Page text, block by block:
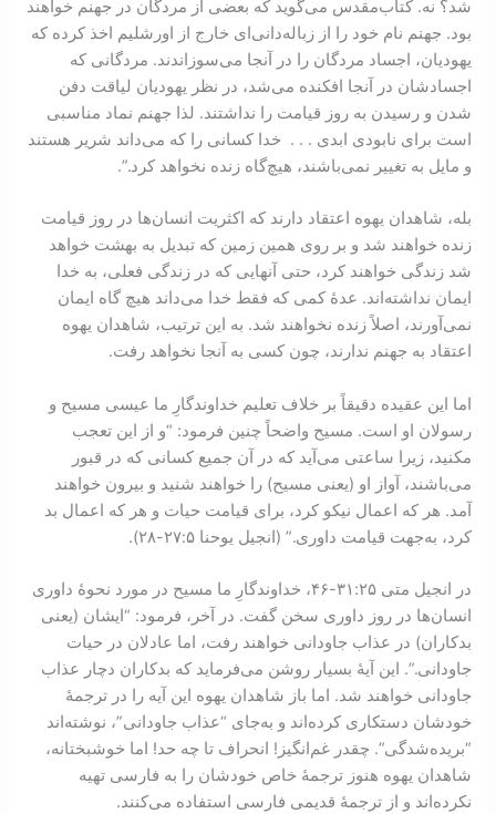
شد؟ نه. کتاب‌مقدس می‌گوید که بعضی از مردگان در جهنم خواهند
بود. جهنم نام خود را از زباله‌دانی‌ای خارج از اورشلیم اخذ کرده که
یهودیان، اجساد مردگان را در آنجا می‌سوزاندند. مردگانی که
اجسادشان در آنجا افکنده می‌شد، در نظر یهودیان لیاقت دفن
شدن و رسیدن به روز قیامت را نداشتند. لذا جهنم نماد مناسبی
است برای نابودی ابدی . . . خدا کسانی را که می‌داند شریر هستند
و مایل به تغییر نمی‌باشند، هیچ‌گاه زنده نخواهد کرد.”.
بله، شاهدان یهوه اعتقاد دارند که اکثریت انسان‌ها در روز قیامت
زنده خواهند شد و بر روی همین زمین که تبدیل به بهشت خواهد
شد زندگی خواهند کرد، حتی آنهایی که در زندگی فعلی، به خدا
ایمان نداشته‌اند. عدۀ کمی که فقط خدا می‌داند هیچ گاه ایمان
نمی‌آورند، اصلاً زنده نخواهند شد. به این ترتیب، شاهدان یهوه
اعتقاد به جهنم ندارند، چون کسی به آنجا نخواهد رفت.
اما این عقیده دقیقاً بر خلاف تعلیم خداوندگارِ ما عیسی مسیح و
رسولان او است. مسیح واضحاً چنین فرمود: “و از این تعجب
مکنید، زیرا ساعتی می‌آید که در آن جمیع کسانی که در قبور
می‌باشند، آواز او (یعنی مسیح) را خواهند شنید و بیرون خواهند
آمد. هر که اعمال نیکو کرد، برای قیامت حیات و هر که اعمال بد
کرد، به‌جهت قیامت داوری.” (انجیل یوحنا ۵:‏۲۷-‏۲٨).
در انجیل متی ۲۵:‏۳۱-‏۴۶، خداوندگارِ ما مسیح در مورد نحوۀ داوری
انسان‌ها در روز داوری سخن گفت. در آخر، فرمود: “ایشان (یعنی
بدکاران) در عذاب جاودانی خواهند رفت، اما عادلان در حیات
جاودانی.”. این آیۀ بسیار روشن می‌فرماید که بدکاران دچار عذاب
جاودانی خواهند شد. اما باز شاهدان یهوه این آیه را در ترجمۀ
خودشان دستکاری کرده‌اند و به‌جای “عذاب جاودانی”، نوشته‌اند
“بریده‌شدگی”. چقدر غم‌انگیز! انحراف تا چه حد! اما خوشبختانه،
شاهدان یهوه هنوز ترجمۀ خاص خودشان را به فارسی تهیه
نکرده‌اند و از ترجمۀ قدیمی فارسی استفاده می‌کنند.